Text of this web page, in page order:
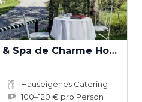
Tennerhof Gourmet & Spa de Charme Hotel
Hauseigenes Catering
100–120 € pro Person